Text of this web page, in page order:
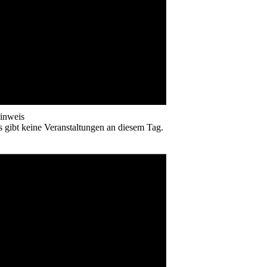
gibt keine Veranstaltungen an diesem Tag.